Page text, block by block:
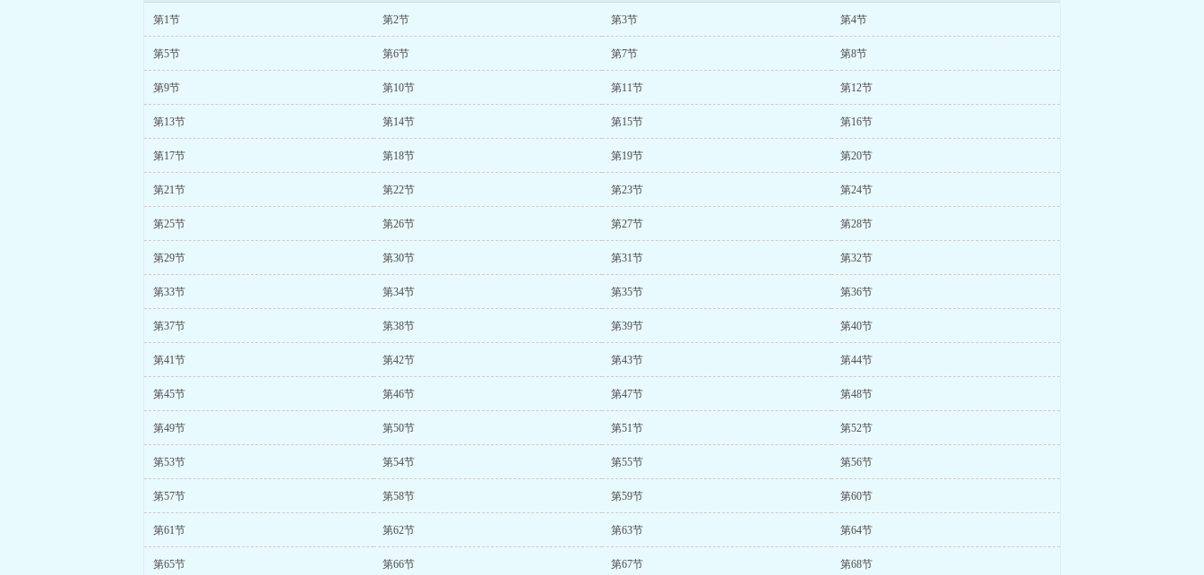
第1节 第2节 第3节 第4节
第5节 第6节 第7节 第8节
第9节 第10节 第11节 第12节
第13节 第14节 第15节 第16节
第17节 第18节 第19节 第20节
第21节 第22节 第23节 第24节
第25节 第26节 第27节 第28节
第29节 第30节 第31节 第32节
第33节 第34节 第35节 第36节
第37节 第38节 第39节 第40节
第41节 第42节 第43节 第44节
第45节 第46节 第47节 第48节
第49节 第50节 第51节 第52节
第53节 第54节 第55节 第56节
第57节 第58节 第59节 第60节
第61节 第62节 第63节 第64节
第65节 第66节 第67节 第68节